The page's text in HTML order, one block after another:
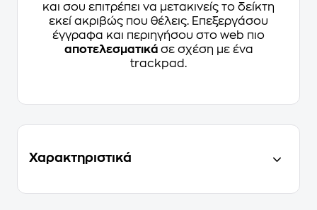
και σου επιτρέπει να μετακινείς το δείκτη
εκεί ακριβώς που θέλεις. Επεξεργάσου
έγγραφα και περιηγήσου στο web πιο
αποτελεσματικά σε σχέση με ένα
trackpad.
Χαρακτηριστικά